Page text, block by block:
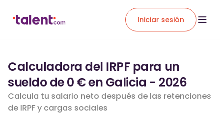
Iniciar sesión
Calculadora del IRPF para un
sueldo de 0 € en Galicia - 2026
Calcula tu salario neto después de las retenciones
de IRPF y cargas sociales